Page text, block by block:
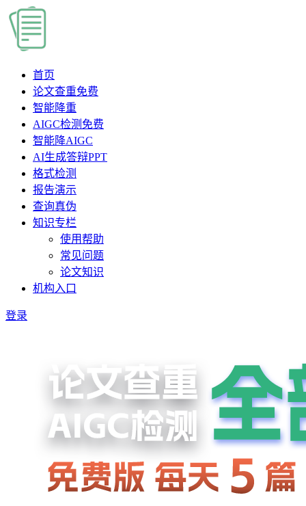
首页
论文查重免费
智能降重
AIGC检测 免费
智能降AIGC
AI生成答辩PPT
格式检测
报告演示
查询真伪
知识专栏
使用帮助
常见问题
论文知识
机构入口
登录